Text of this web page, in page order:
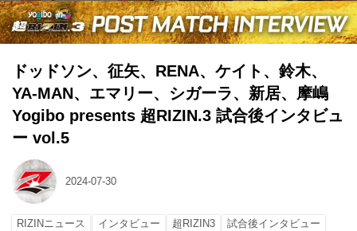
ドッドソン、征矢、RENA、ケイト、鈴木、
YA-MAN、エマリー、シガーラ、新居、摩嶋
Yogibo presents 超RIZIN.3 試合後インタビュ
ー vol.5
2024-07-30
RIZINニュース インタビュー 超RIZIN3
試合後インタビュー